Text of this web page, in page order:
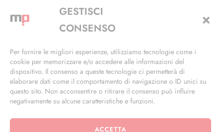
GESTISCI
CONSENSO
Per fornire le migliori esperienze, utilizziamo tecnologie come i
cookie per memorizzare e/o accedere alle informazioni del
dispositivo. Il consenso a queste tecnologie ci permetterà di
elaborare dati come il comportamento di navigazione o ID unici su
questo sito. Non acconsentire o ritirare il consenso può influire
negativamente su alcune caratteristiche e funzioni.
ACCETTA
Via Alfieri, 27 - Trezzano Sul Naviglio (MI)
+39 02 4846 3155
info@masterphil.it